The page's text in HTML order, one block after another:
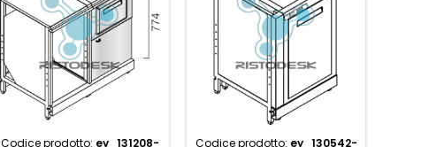
Codice prodotto: ey_131208-
Codice prodotto: ey_130542-